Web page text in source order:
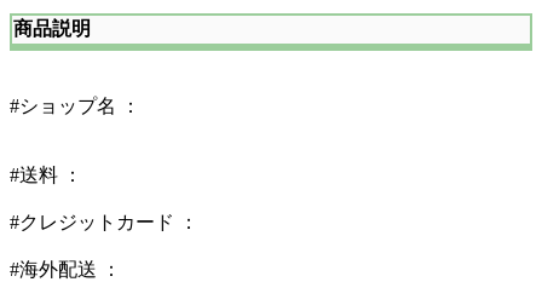
商品説明
#ショップ名 ：
#送料 ：
#クレジットカード ：
#海外配送 ：